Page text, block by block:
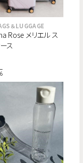
＆LUGGAGE
Rose メリエル ス
ス